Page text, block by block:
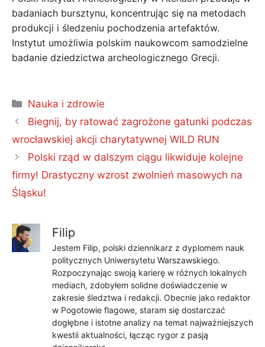
badaniach bursztynu, koncentrując się na metodach
produkcji i śledzeniu pochodzenia artefaktów.
Instytut umożliwia polskim naukowcom samodzielne
badanie dziedzictwa archeologicznego Grecji.
Kategorie
Nauka i zdrowie
Biegnij, by ratować zagrożone gatunki podczas
wrocławskiej akcji charytatywnej WILD RUN
Polski rząd w dalszym ciągu likwiduje kolejne
firmy! Drastyczny wzrost zwolnień masowych na
Śląsku!
Filip
Jestem Filip, polski dziennikarz z dyplomem nauk
politycznych Uniwersytetu Warszawskiego.
Rozpoczynając swoją karierę w różnych lokalnych
mediach, zdobyłem solidne doświadczenie w
zakresie śledztwa i redakcji. Obecnie jako redaktor
w Pogotowie flagowe, staram się dostarczać
dogłębne i istotne analizy na temat najważniejszych
kwestii aktualności, łącząc rygor z pasją